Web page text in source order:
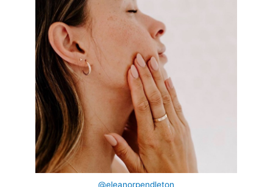
@eleanorpendleton